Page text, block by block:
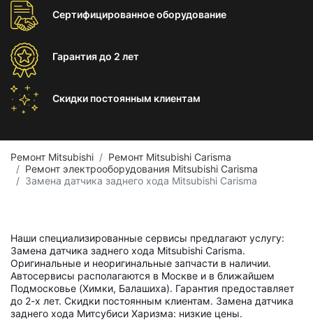
Сертифицированноеоборудование
Гарантиядо 2 лет
Скидки постоянным клиентам
Ремонт Mitsubishi
Ремонт Mitsubishi Carisma
Ремонт электрооборудования Mitsubishi Carisma
Замена датчика заднего хода Mitsubishi Carisma
Наши специализированные сервисы предлагают услугу:
Замена датчика заднего хода Mitsubishi Carisma.
Оригинальные и неоригинальные запчасти в наличии.
Автосервисы располагаются в Москве и в ближайшем
Подмосковье (Химки, Балашиха). Гарантия предоставляет
до 2-х лет. Скидки постоянным клиентам. Замена датчика
заднего хода Митсубиси Харизма: низкие цены.